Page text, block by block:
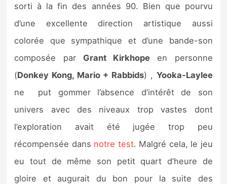
Previews
Précommandes
Précommandes jeux Switch 2
Sorties de jeux
Bons plans
Guides
sorti à la fin des années 90. Bien que pourvu
d’une excellente direction artistique aussi
colorée que sympathique et d’une bande-son
composée par Grant Kirkhope en personne
(Donkey Kong, Mario + Rabbids) , Yooka-Laylee
ne put gommer l’absence d’intérêt de son
univers avec des niveaux trop vastes dont
l’exploration avait été jugée trop peu
récompensée dans notre test. Malgré cela, le jeu
eu tout de même son petit quart d’heure de
gloire et augurait du bon pour la suite des